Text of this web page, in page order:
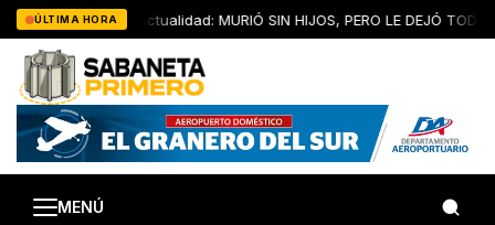
Saltar
al
contenido
ÚLTIMA HORA
Artículo de Actualidad: MURIÓ SIN HIJOS, PERO LE DEJÓ TODOS
MENÚ